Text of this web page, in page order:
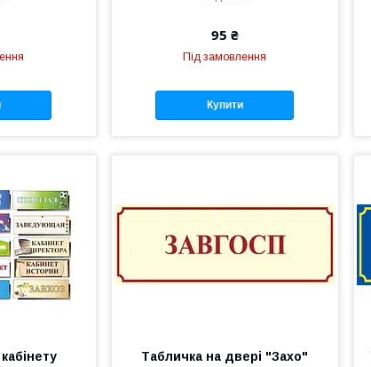
95 ₴
Під замовлення
Купити
Табличка на двері "Захо"